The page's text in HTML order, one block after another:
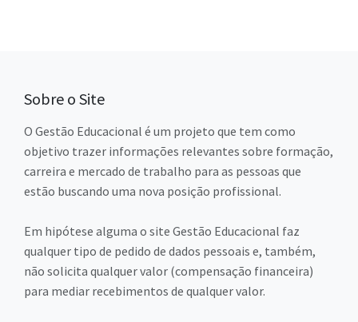
Sobre o Site
O Gestão Educacional é um projeto que tem como
objetivo trazer informações relevantes sobre formação,
carreira e mercado de trabalho para as pessoas que
estão buscando uma nova posição profissional.
Em hipótese alguma o site Gestão Educacional faz
qualquer tipo de pedido de dados pessoais e, também,
não solicita qualquer valor (compensação financeira)
para mediar recebimentos de qualquer valor.